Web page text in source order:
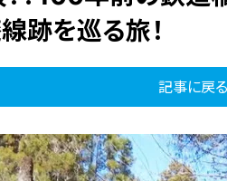
跡を巡る旅！
記事に戻る